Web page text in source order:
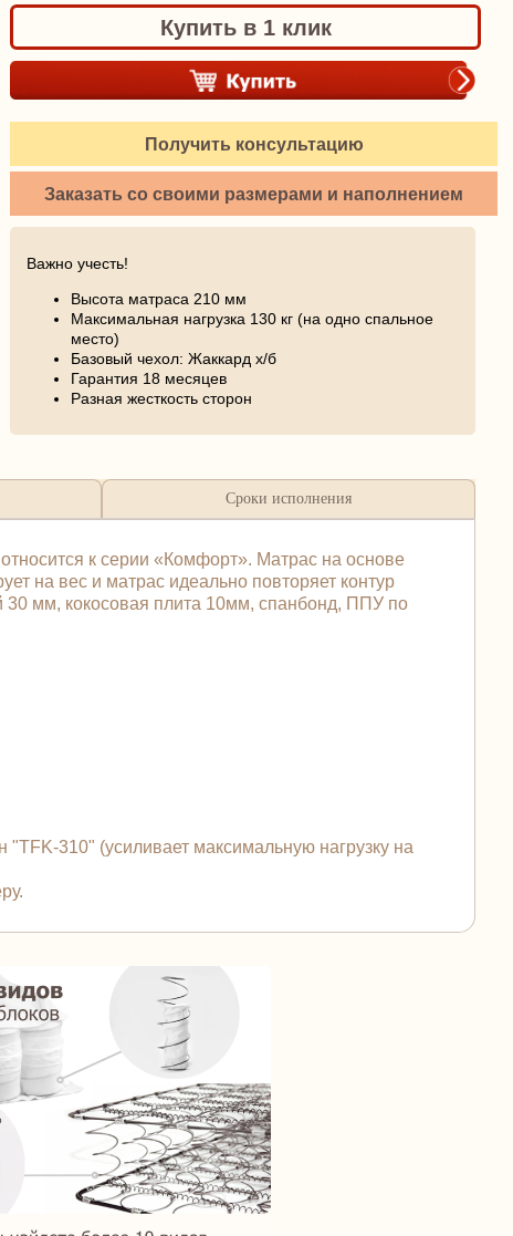
Купить в 1 клик
Получить консультацию
Заказать со своими размерами и наполнением
Важно учесть!
Высота матраса 210 мм
Максимальная нагрузка 130 кг (на одно спальное
место)
Базовый чехол: Жаккард х/б
Гарантия 18 месяцев
Разная жесткость сторон
Сроки исполнения
к серии «Комфорт». Матраc на основе
на вес и матрас идеально повторяет контур
30 мм, кокосовая плита 10мм, спанбонд, ППУ по
310" (усиливает максимальную нагрузку на